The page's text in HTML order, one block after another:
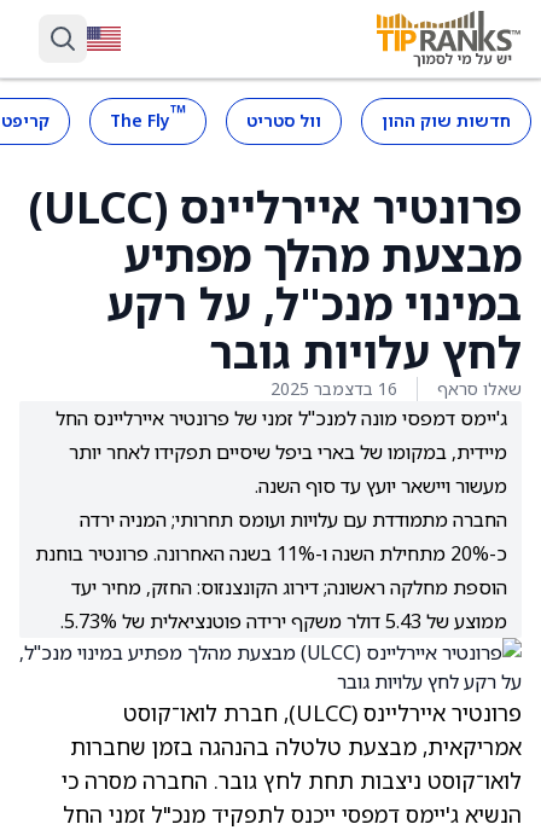
חדשות שוק ההון וול סטריט ™
The Fly
פרונטיר איירליינס (ULCC)
מבצעת מהלך מפתיע
במינוי מנכ"ל, על רקע
לחץ עלויות גובר
שאלו סראף 16 בדצמבר 2025
ג'יימס דמפסי מונה למנכ"ל זמני של פרונטיר איירליינס החל
מיידית, במקומו של בארי ביפל שיסיים תפקידו לאחר יותר
מעשור ויישאר יועץ עד סוף השנה.
החברה מתמודדת עם עלויות ועומס תחרותי; המניה ירדה
כ-20% מתחילת השנה ו-11% בשנה האחרונה. פרונטיר בוחנת
הוספת מחלקה ראשונה; דירוג הקונצנזוס: החזק, מחיר יעד
ממוצע של 5.43 דולר משקף ירידה פוטנציאלית של 5.73%.
פרונטיר איירליינס (ULCC)
, חברת לואו־קוסט
אמריקאית, מבצעת טלטלה בהנהגה בזמן שחברות
לואו־קוסט ניצבות תחת לחץ גובר. החברה מסרה כי
הנשיא ג'יימס דמפסי ייכנס לתפקיד מנכ"ל זמני החל